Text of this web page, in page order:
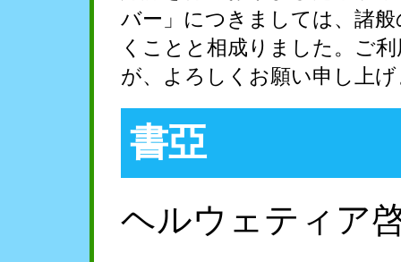
バー」につきましては、諸
くことと相成りました。ご
が、よろしくお願い申し上
書亞
ヘルウェティア